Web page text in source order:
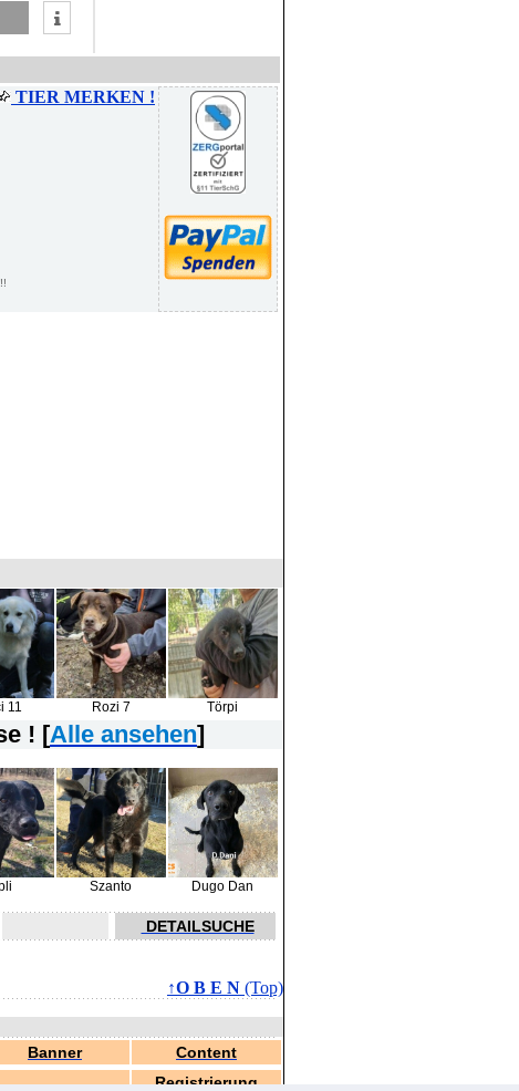
TIER MERKEN !
11 Rozi 7 Törpi
! [Alle ansehen]
Szanto Dugo Dan
DETAILSUCHE
↑O B E N (Top)
Banner
Content
Registrierung